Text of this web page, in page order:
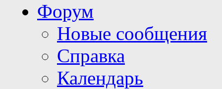
Форум
Новые сообщения
Справка
Календарь